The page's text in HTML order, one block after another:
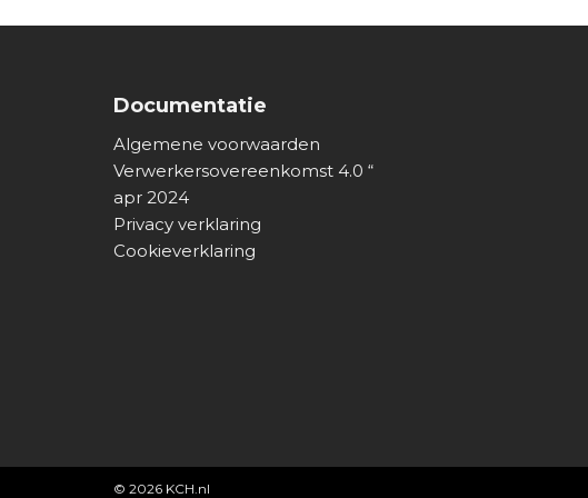
Documentatie
Algemene voorwaarden
Verwerkersovereenkomst 4.0 “
apr 2024
Privacy verklaring
Cookieverklaring
© 2026 KCH.nl